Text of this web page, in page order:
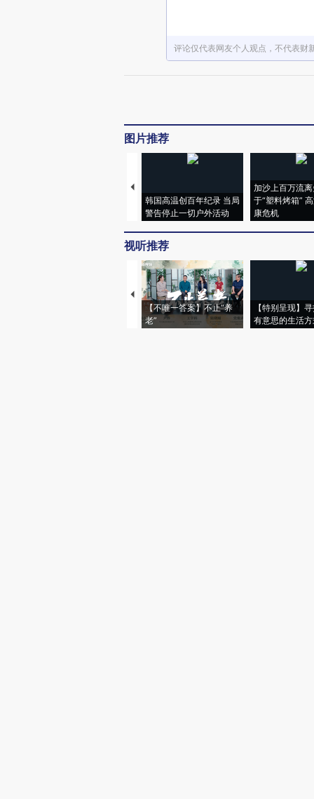
评论仅代表网友个人观点，不代表财
图片推荐
韩国高温创百年纪录 当局
警告停止一切户外活动
加沙上百万流
于“塑料烤箱”
康危机
视听推荐
【不唯一答案】不止“养
老”
【特别呈现】
有意思的生活方